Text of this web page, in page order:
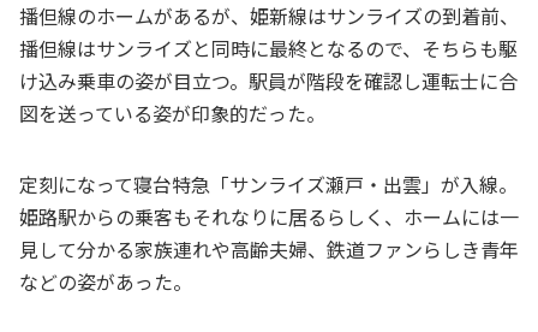
播但線のホームがあるが、姫新線はサンライズの到着前、
播但線はサンライズと同時に最終となるので、そちらも駆
け込み乗車の姿が目立つ。駅員が階段を確認し運転士に合
図を送っている姿が印象的だった。
定刻になって寝台特急「サンライズ瀬戸・出雲」が入線。
姫路駅からの乗客もそれなりに居るらしく、ホームには一
見して分かる家族連れや高齢夫婦、鉄道ファンらしき青年
などの姿があった。